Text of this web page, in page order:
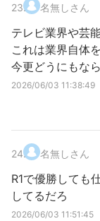
23. 名無しさん
テレビ業界や芸
これは業界自体
今更どうにもな
2026/06/03 11:38:49
24. 名無しさん
R1で優勝しても
してるだろ
2026/06/03 11:51:45